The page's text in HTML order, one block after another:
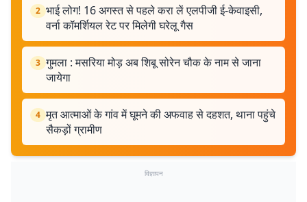
2 भाई लोग! 16 अगस्त से पहले करा लें एलपीजी ई-केवाइसी,
वर्ना कॉमर्शियल रेट पर मिलेगी घरेलू गैस
3 गुमला : मसरिया मोड़ अब शिबू सोरेन चौक के नाम से जाना
जायेगा
4 मृत आत्माओं के गांव में घूमने की अफवाह से दहशत, थाना पहुंचे
सैकड़ों ग्रामीण
विज्ञापन